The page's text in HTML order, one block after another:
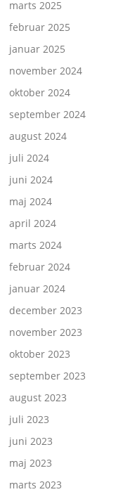
marts 2025
februar 2025
januar 2025
november 2024
oktober 2024
september 2024
august 2024
juli 2024
juni 2024
maj 2024
april 2024
marts 2024
februar 2024
januar 2024
december 2023
november 2023
oktober 2023
september 2023
august 2023
juli 2023
juni 2023
maj 2023
marts 2023